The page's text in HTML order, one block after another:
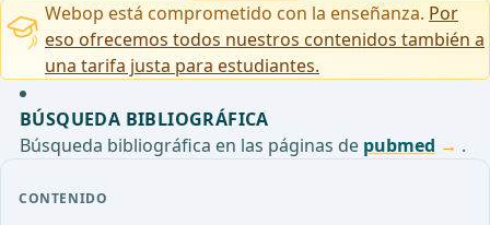
CONTENIDO
Webop está comprometido con la enseñanza. Por
eso ofrecemos todos nuestros contenidos también a
una tarifa justa para estudiantes.
BÚSQUEDA BIBLIOGRÁFICA
Búsqueda bibliográfica en las páginas de pubmed .